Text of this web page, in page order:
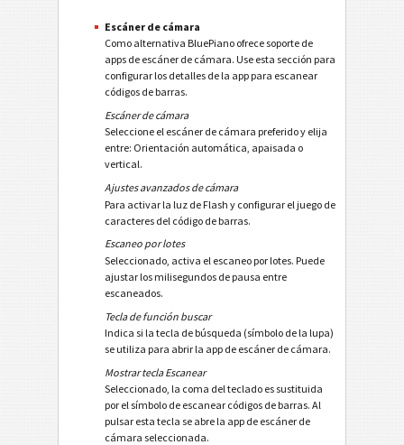
Escáner de cámara
Como alternativa BluePiano ofrece soporte de
apps de escáner de cámara. Use esta sección para
configurar los detalles de la app para escanear
códigos de barras.
Escáner de cámara
Seleccione el escáner de cámara preferido y elija
entre: Orientación automática, apaisada o
vertical.
Ajustes avanzados de cámara
Para activar la luz de Flash y configurar el juego de
caracteres del código de barras.
Escaneo por lotes
Seleccionado, activa el escaneo por lotes. Puede
ajustar los milisegundos de pausa entre
escaneados.
Tecla de función buscar
Indica si la tecla de búsqueda (símbolo de la lupa)
se utiliza para abrir la app de escáner de cámara.
Mostrar tecla Escanear
Seleccionado, la coma del teclado es sustituida
por el símbolo de escanear códigos de barras. Al
pulsar esta tecla se abre la app de escáner de
cámara seleccionada.